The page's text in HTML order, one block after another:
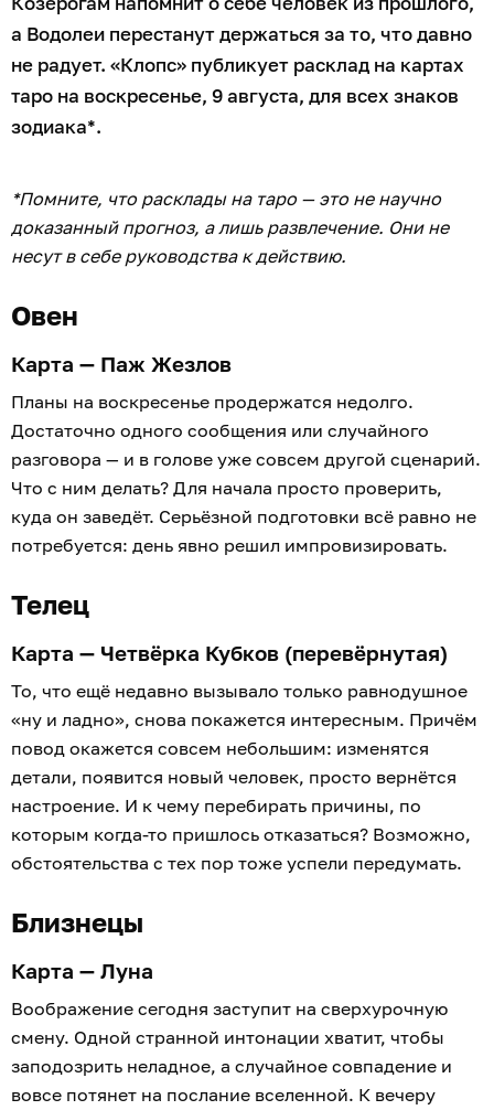
а Водолеи перестанут держаться за то, что давно
не радует. «Клопс» публикует расклад на картах
таро на воскресенье, 9 августа, для всех знаков
зодиака*.
*Помните, что расклады на таро — это не научно
доказанный прогноз, а лишь развлечение. Они не
несут в себе руководства к действию.
Овен
Карта — Паж Жезлов
Планы на воскресенье продержатся недолго.
Достаточно одного сообщения или случайного
разговора — и в голове уже совсем другой сценарий.
Что с ним делать? Для начала просто проверить,
куда он заведёт. Серьёзной подготовки всё равно не
потребуется: день явно решил импровизировать.
Телец
Карта — Четвёрка Кубков (перевёрнутая)
То, что ещё недавно вызывало только равнодушное
«ну и ладно», снова покажется интересным. Причём
повод окажется совсем небольшим: изменятся
детали, появится новый человек, просто вернётся
настроение. И к чему перебирать причины, по
которым когда-то пришлось отказаться? Возможно,
обстоятельства с тех пор тоже успели передумать.
Близнецы
Карта — Луна
Воображение сегодня заступит на сверхурочную
смену. Одной странной интонации хватит, чтобы
заподозрить неладное, а случайное совпадение и
вовсе потянет на послание вселенной. К вечеру